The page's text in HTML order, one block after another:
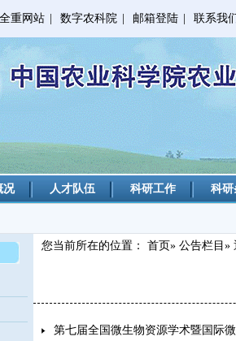
全重网站 数字农科院 邮箱登陆 联系我
况 人才队伍 科研工作 科
您当前所在的位置： 首页» 公告栏目 »
第七届全国微生物资源学术暨国际